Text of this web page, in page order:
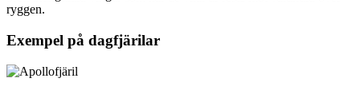
ryggen.
Exempel på dagfjärilar